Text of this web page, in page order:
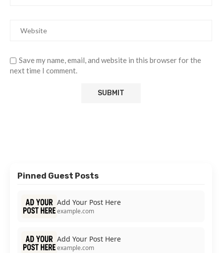
Save my name, email, and website in this browser for the
next time I comment.
Pinned Guest Posts
Add Your Post Here
example.com
Add Your Post Here
example.com